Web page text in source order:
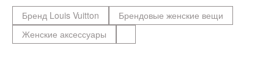
Бренд Louis Vuitton
Брендовые женские вещи
Женские аксессуары